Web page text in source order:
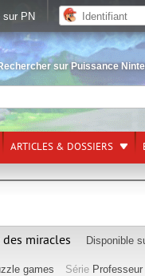
sur Puissance
ARTICLES & DOSSIERS
miracles Disponible
games Série
sur PN